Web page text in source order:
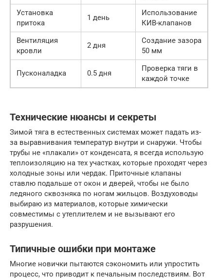
Установка
притока
1 день
Использование
КИВ-клапанов
Вентиляция
кровли
2 дня
Создание зазора
50 мм
Пусконаладка 0.5 дня
Проверка тяги в
каждой точке
Технические нюансы и секреты
Зимой тяга в естественных системах может падать из-
за выравнивания температур внутри и снаружи. Чтобы
трубы не «плакали» от конденсата, я всегда использую
теплоизоляцию на тех участках, которые проходят через
холодные зоны или чердак. Приточные клапаны
ставлю подальше от окон и дверей, чтобы не было
ледяного сквозняка по ногам жильцов. Воздуховоды
выбираю из материалов, которые химически
совместимы с утеплителем и не вызывают его
разрушения.
Типичные ошибки при монтаже
Многие новички пытаются сэкономить или упростить
процесс, что приводит к печальным последствиям. Вот